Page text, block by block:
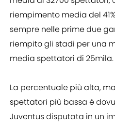
riempimento media del
sempre nelle prime due
riempito gli stadi per una
media spettatori di 25mila.
La percentuale più alta,
spettatori più bassa è
Juventus disputata in un